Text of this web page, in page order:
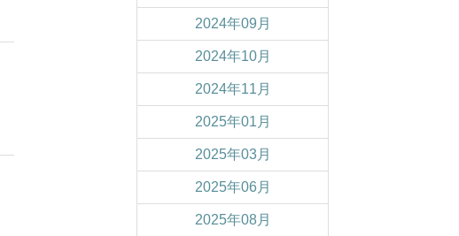
2024年09月
2024年10月
2024年11月
2025年01月
2025年03月
2025年06月
2025年08月